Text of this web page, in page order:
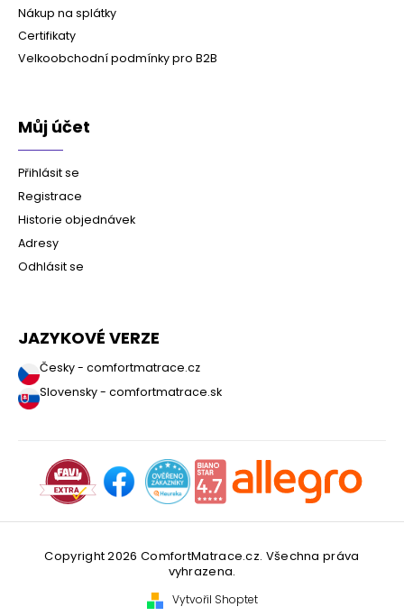
Nákup na splátky
Certifikaty
Velkoobchodní podmínky pro B2B
Můj účet
Přihlásit se
Registrace
Historie objednávek
Adresy
Odhlásit se
JAZYKOVÉ VERZE
Česky - comfortmatrace.cz
Slovensky - comfortmatrace.sk
Vytvořil Shoptet
Copyright 2026 ComfortMatrace.cz. Všechna práva
vyhrazena.